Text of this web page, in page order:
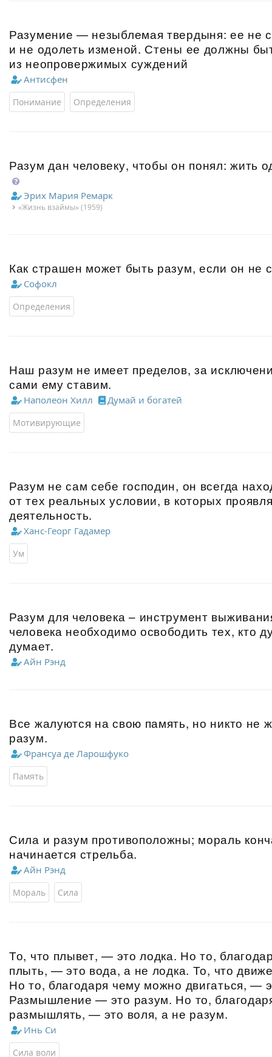
Разумение — незыблемая твердыня: ее не
и не одолеть изменой. Стены ее должны
из неопровержимых суждений
Антисфен
Понимание Определения
Разум дан человеку, чтобы он понял: жить
Эрих Мария Ремарк
«Жизнь взаймы» (1959)
Как страшен может быть разум, если он не
Софокл
Определения
Наш разум не имеет пределов, за
сами ему ставим.
Наполеон Хилл Думай и богатей
Мотивирующие
Разум не сам себе господин, он всегда
от тех реальных условии, в которых
деятельность.
Ханс-Георг Гадамер
Ум
Разум для человека – инструмент
человека необходимо освободить тех, кто
думает.
Айн Рэнд
Все жалуются на свою память, но никто не
разум.
Франсуа де Ларошфуко
Память
Сила и разум противоположны; мораль
начинается стрельба.
Айн Рэнд
Мораль Сила
То, что плывет, — это лодка. Но то,
плыть, — это вода, а не лодка. То, что
Но то, благодаря чему можно двигаться, —
Размышление — это разум. Но то,
размышлять, — это воля, а не разум.
Инь Си
Сила воли